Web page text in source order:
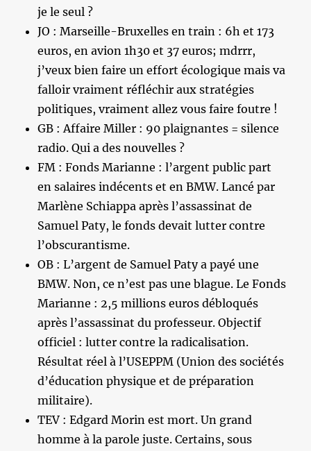
je le seul ?
JO : Marseille-Bruxelles en train : 6h et 173
euros, en avion 1h30 et 37 euros; mdrrr,
j’veux bien faire un effort écologique mais va
falloir vraiment réfléchir aux stratégies
politiques, vraiment allez vous faire foutre !
GB : Affaire Miller : 90 plaignantes = silence
radio. Qui a des nouvelles ?
FM : Fonds Marianne : l’argent public part
en salaires indécents et en BMW. Lancé par
Marlène Schiappa après l’assassinat de
Samuel Paty, le fonds devait lutter contre
l’obscurantisme.
OB : L’argent de Samuel Paty a payé une
BMW. Non, ce n’est pas une blague. Le Fonds
Marianne : 2,5 millions euros débloqués
après l’assassinat du professeur. Objectif
officiel : lutter contre la radicalisation.
Résultat réel à l’USEPPM (Union des sociétés
d’éducation physique et de préparation
militaire).
TEV : Edgard Morin est mort. Un grand
homme à la parole juste. Certains, sous